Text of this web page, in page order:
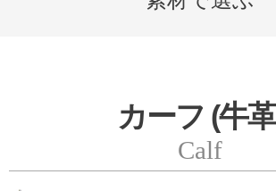
カーフ (牛
Calf